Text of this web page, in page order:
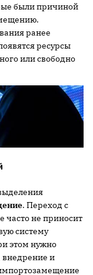
были причиной
ранее
ресурсы
или свободно
. Переход с
часто не приносит
систему
этом нужно
внедрение и